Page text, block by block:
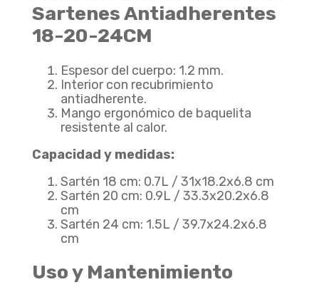
20% De Descuento
Batería Momentos BATERIA MOMENTOS
$ 350.900
Olla A Presión Ultra Max En Aluminio Con Cierre Externo Olla A Presión ULTRA MAX UNIVERSAL 4.5 Litros
Sartenes Antiadherentes
18-20-24CM
Espesor del cuerpo: 1.2 mm.
Interior con recubrimiento
antiadherente.
Mango ergonómico de baquelita
resistente al calor.
Capacidad y medidas:
Sartén 18 cm: 0.7L / 31x18.2x6.8 cm
Sartén 20 cm: 0.9L / 33.3x20.2x6.8
cm
Sartén 24 cm: 1.5L / 39.7x24.2x6.8
cm
Uso y Mantenimiento